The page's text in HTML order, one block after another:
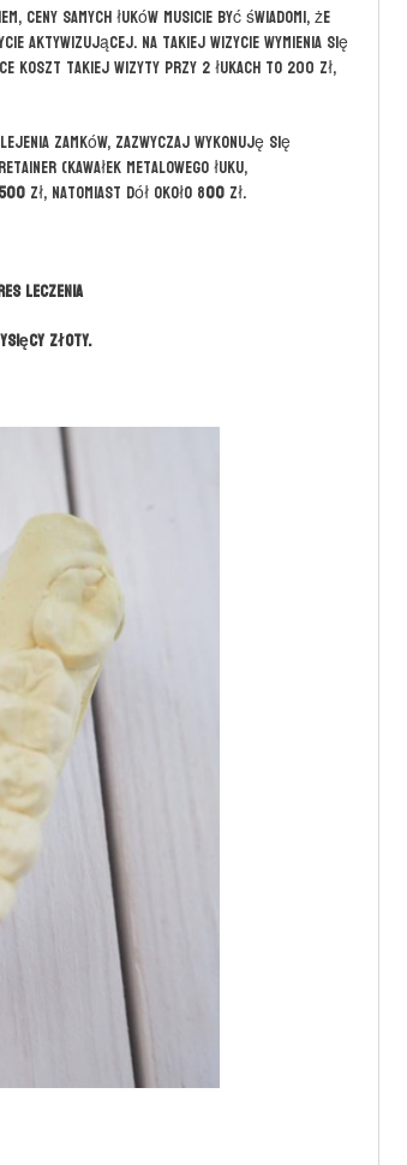
ceny samych łuków musicie być świadomi, że
aktywizującej. Na takiej wizycie wymienia się
koszt takiej wizyty przy 2 łukach to 200 zł,
zamków, zazwyczaj wykonuję się
(kawałek metalowego łuku,
500 zł, natomiast dół około 800 zł.
leczenia
złoty.